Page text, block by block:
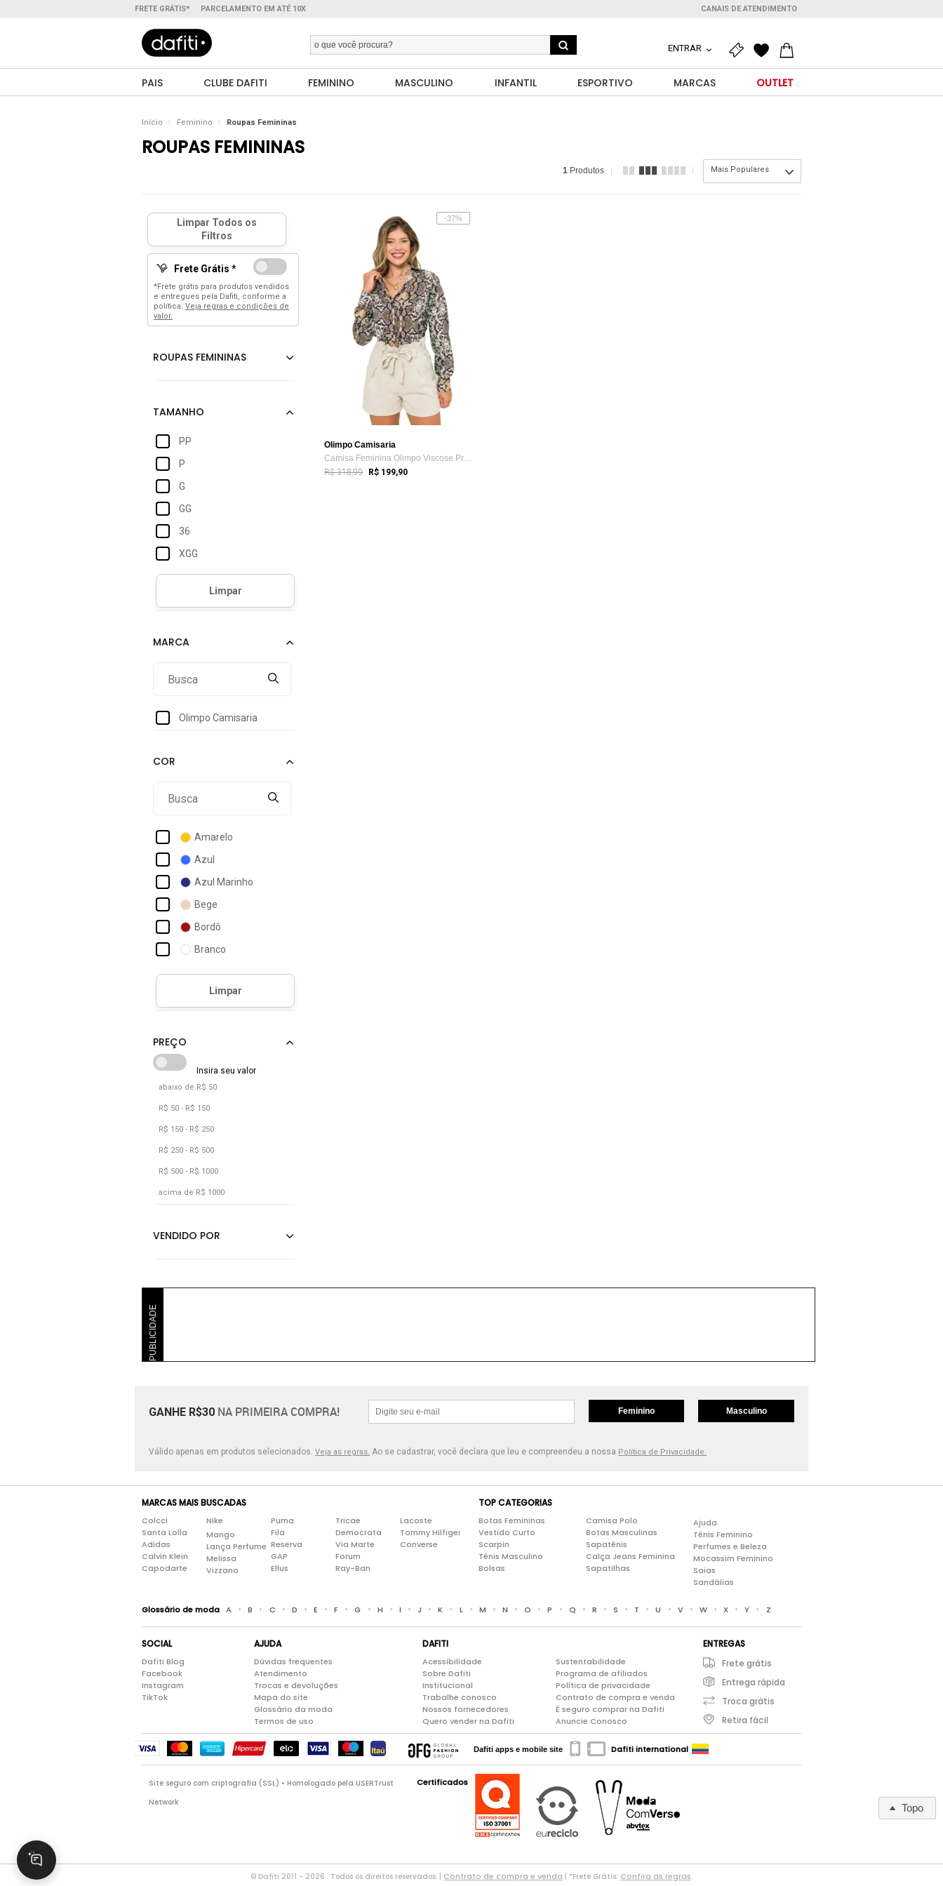
FRETE GRÁTIS* PARCELAMENTO EM ATÉ 10X CANAIS DE ATENDIMENTO
ENTRAR
PAIS CLUBE DAFITI FEMININO MASCULINO INFANTIL ESPORTIVO MARCAS OUTLET
Início Feminino Roupas Femininas
ROUPAS FEMININAS
1 Produtos Mais Populares
Frete Grátis *
*Frete grátis para produtos vendidos
e entregues pela Dafiti, conforme a
política: Veja regras e condições de
valor.
PP
P
G
GG
36
XGG
Olimpo Camisaria
Amarelo
Azul
Azul Marinho
Bege
Bordô
Branco
Bronze
Café
Cinza
Cobra
Cobre
Coral
Cáqui
Dourado
Floral
abaixo de R$ 50
R$ 50 - R$ 150
R$ 150 - R$ 250
R$ 250 - R$ 500
R$ 500 - R$ 1000
acima de R$ 1000
-37%
Olimpo Camisaria
Camisa Feminina Olimpo Viscose Premium M...
R$ 318,99 R$ 199,90
PUBLICIDADE
Topo
GANHE R$30 NA PRIMEIRA COMPRA! Feminino Masculino
Válido apenas em produtos selecionados. Veja as regras. Ao se cadastrar, você declara que leu e compreendeu a nossa Política de Privacidade.
MARCAS MAIS BUSCADAS
Colcci
Santa Lolla
Adidas
Calvin Klein
Capodarte
Nike
Mango
Lança Perfume
Melissa
Vizzano
Puma
Fila
Reserva
GAP
Ellus
Tricae
Democrata
Via Marte
Forum
Ray-Ban
Lacoste
Tommy Hilfiger
Converse
TOP CATEGORIAS
Botas Femininas
Vestido Curto
Scarpin
Tênis Masculino
Bolsas
Camisa Polo
Botas Masculinas
Sapatênis
Calça Jeans Feminina
Sapatilhas
Ajuda
Tênis Feminino
Perfumes e Beleza
Mocassim Feminino
Saias
Sandálias
Glossário de moda A • B • C • D • E • F • G • H • I • J • K • L • M • N • O • P • Q • R • S • T • U • V • W • X • Y • Z
SOCIAL
Dafiti Blog
Facebook
Instagram
TikTok
AJUDA
Dúvidas frequentes
Atendimento
Trocas e devoluções
Mapa do site
Glossário da moda
Termos de uso
DAFITI
Acessibilidade
Sobre Dafiti
Institucional
Trabalhe conosco
Nossos fornecedores
Quero vender na Dafiti
Sustentabilidade
Programa de afiliados
Política de privacidade
Contrato de compra e venda
É seguro comprar na Dafiti
Anuncie Conosco
ENTREGAS
Frete grátis
Entrega rápida
Troca grátis
Retira fácil
Dafiti apps e mobile site Dafiti international
Site seguro com criptografia (SSL) • Homologado pela USERTrust
Network
Certificados
© Dafiti 2011 - 2026 . Todos os direitos reservados. | Contrato de compra e venda | *Frete Grátis: Confira as regras.